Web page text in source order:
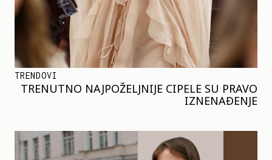
TRENDOVI
TRENUTNO NAJPOŽELJNIJE CIPELE SU PRAVO
IZNENAĐENJE